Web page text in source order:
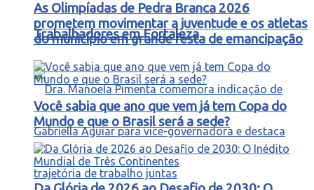
Trabalhadores em Fortaleza
As Olimpíadas de Pedra Branca 2026
prometem movimentar a juventude e os atletas
do município em grande festa de emancipação
Você sabia que ano que vem já tem Copa do
Mundo e que o Brasil será a sede?